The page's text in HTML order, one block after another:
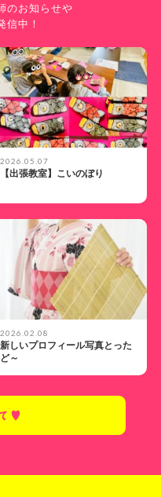
のお知らせや
信中！
2026.05.07
【出張教室】こいのぼり
2026.02.08
新しいプロフィール写真とった
ど～
♥